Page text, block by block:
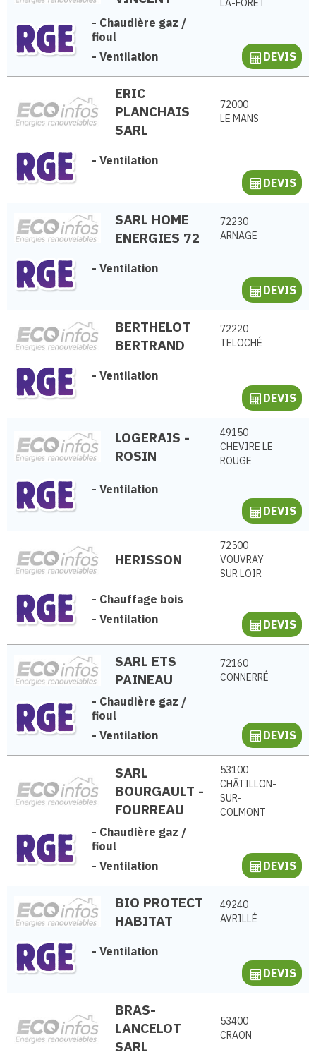
LA-FORÊT
- Chaudière gaz /
fioul
- Ventilation DEVIS
ERIC
PLANCHAIS
SARL
72000
LE MANS
- Ventilation
DEVIS
SARL HOME
ENERGIES 72
72230
ARNAGE
- Ventilation
DEVIS
BERTHELOT
BERTRAND
72220
TELOCHÉ
- Ventilation
DEVIS
LOGERAIS -
ROSIN
49150
CHEVIRE LE
ROUGE
- Ventilation
DEVIS
HERISSON
72500
VOUVRAY
SUR LOIR
- Chauffage bois
- Ventilation DEVIS
SARL ETS
PAINEAU
72160
CONNERRÉ
- Chaudière gaz /
fioul
- Ventilation DEVIS
SARL
BOURGAULT -
FOURREAU
53100
CHÂTILLON-
SUR-
COLMONT
- Chaudière gaz /
fioul
- Ventilation DEVIS
BIO PROTECT
HABITAT
49240
AVRILLÉ
- Ventilation
DEVIS
BRAS-
LANCELOT
SARL
53400
CRAON